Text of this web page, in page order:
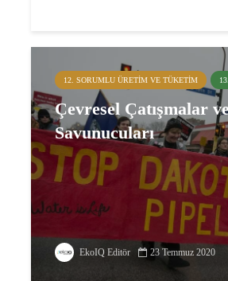
12. SORUMLU ÜRETIM VE TÜKETIM
Çevresel Çatışmalar
Savunucuları
EkoIQ Editör 23 Temmuz 2020